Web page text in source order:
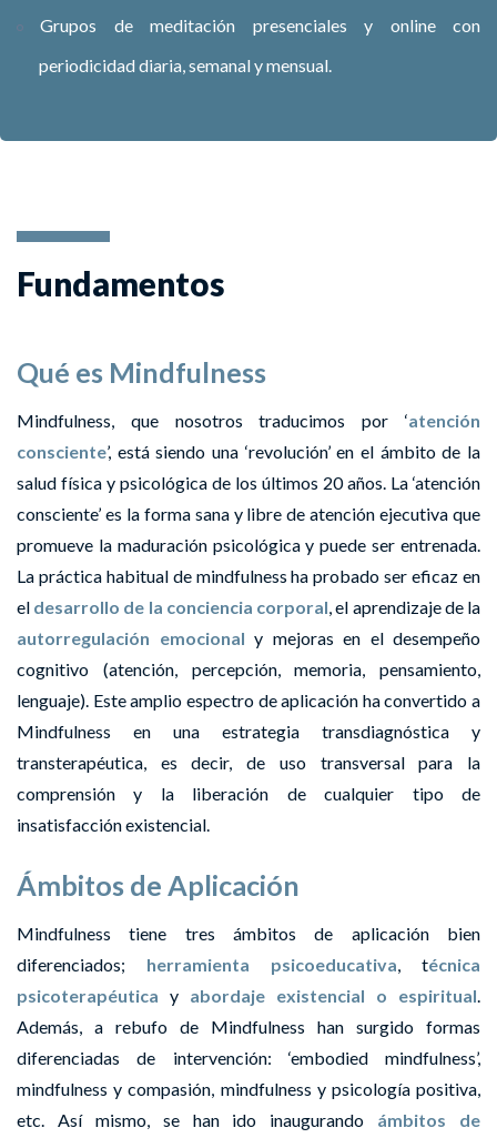
Grupos de meditación presenciales y online con
periodicidad diaria, semanal y mensual.
Fundamentos
Qué es Mindfulness
Mindfulness, que nosotros traducimos por ‘atención
consciente’, está siendo una ‘revolución’ en el ámbito de la
salud física y psicológica de los últimos 20 años. La ‘atención
consciente’ es la forma sana y libre de atención ejecutiva que
promueve la maduración psicológica y puede ser entrenada.
La práctica habitual de mindfulness ha probado ser eficaz en
el desarrollo de la conciencia corporal , el aprendizaje de la
autorregulación emocional y mejoras en el desempeño
cognitivo (atención, percepción, memoria, pensamiento,
lenguaje). Este amplio espectro de aplicación ha convertido a
Mindfulness en una estrategia transdiagnóstica y
transterapéutica, es decir, de uso transversal para la
comprensión y la liberación de cualquier tipo de
insatisfacción existencial.
Ámbitos de Aplicación
Mindfulness tiene tres ámbitos de aplicación bien
diferenciados; herramienta psicoeducativa, técnica
psicoterapéutica y abordaje existencial o espiritual.
Además, a rebufo de Mindfulness han surgido formas
diferenciadas de intervención: ‘embodied mindfulness’,
mindfulness y compasión, mindfulness y psicología positiva,
etc. Así mismo, se han ido inaugurando ámbitos de